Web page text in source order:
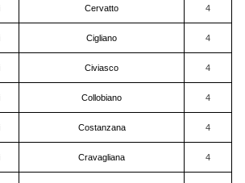
Cervatto 4
Cigliano 4
Civiasco 4
Collobiano 4
Costanzana 4
Cravagliana 4